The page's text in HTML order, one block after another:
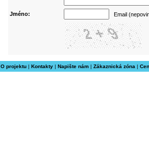
Jméno: Email
O projektu| Kontakty| Napište nám| Zákaznická zóna |